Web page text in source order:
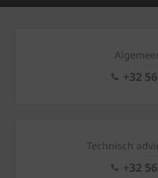
+32
Technisch
+32